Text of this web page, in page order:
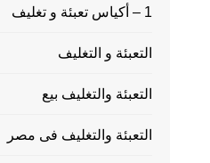
1 – أكياس تعبئة و تغليف
التعبئة و التغليف
التعبئة والتغليف بيع
التعبئة والتغليف فى مصر